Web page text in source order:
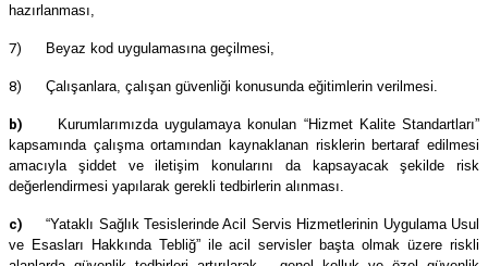
hazırlanması,
7) Beyaz kod uygulamasına geçilmesi,
8) Çalışanlara, çalışan güvenliği konusunda eğitimlerin verilmesi.
b)
Kurumlarımızda uygulamaya konulan “Hizmet Kalite Standartları”
kapsamında çalışma ortamından kaynaklanan risklerin bertaraf edilmesi
amacıyla şiddet ve iletişim konularını da kapsayacak şekilde risk
değerlendirmesi yapılarak gerekli tedbirlerin alınması.
c)
“Yataklı Sağlık Tesislerinde Acil Servis Hizmetlerinin Uygulama Usul
ve Esasları Hakkında Tebliğ” ile acil servisler başta olmak üzere riskli